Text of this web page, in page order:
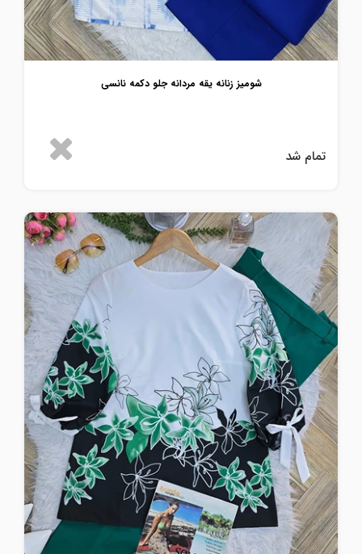
شومیز زنانه یقه مردانه جلو دکمه نانسی
تمام شد